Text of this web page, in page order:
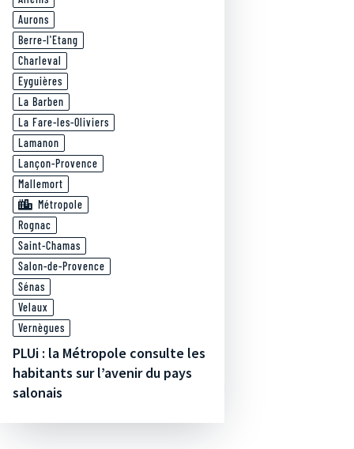
Aurons
Berre-l'Etang
Charleval
Eyguières
La Barben
La Fare-les-Oliviers
Lamanon
Lançon-Provence
Mallemort
Métropole
Rognac
Saint-Chamas
Salon-de-Provence
Sénas
Velaux
Vernègues
PLUi : la Métropole consulte les
habitants sur l’avenir du pays
salonais